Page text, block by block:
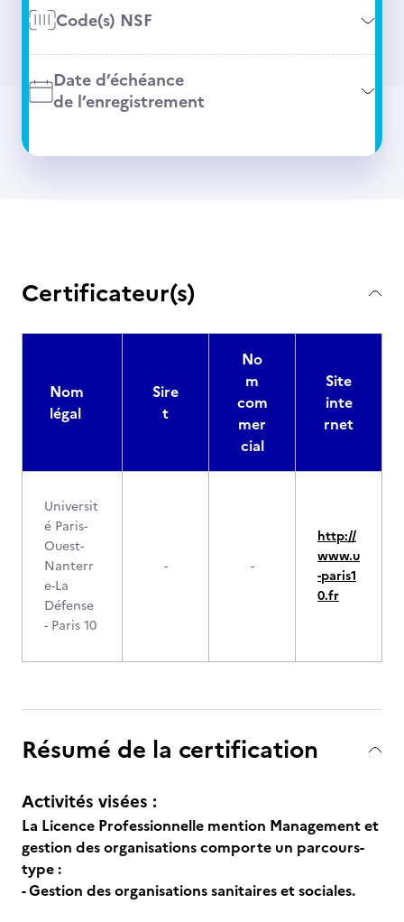
Code(s) NSF
Date d’échéance
de l’enregistrement
Certificateur(s)
Nom
légal
Sire
t
No
m
com
mer
cial
Site
inte
rnet
Universit
é Paris-
Ouest-
Nanterr
e-La
Défense
- Paris 10
- -
http://
www.u
-paris1
0.fr
Résumé de la certification
Activités visées :
La Licence Professionnelle mention Management et
gestion des organisations comporte un parcours-
type :
- Gestion des organisations sanitaires et sociales.